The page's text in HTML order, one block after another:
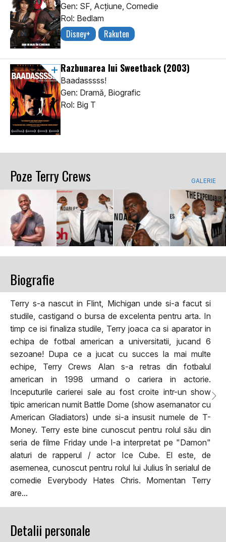
Gen: SF, Acţiune, Comedie
Rol: Bedlam
Disney+ Rakuten
Razbunarea lui Sweetback (2003)
Baadasssss!
Gen: Dramă, Biografic
Rol: Big T
Poze Terry Crews GALERIE
Biografie
Terry s-a nascut in Flint, Michigan unde si-a facut si
studile, castigand o bursa de excelenta pentru arta. In
timp ce isi finaliza studile, Terry joaca ca si aparator in
echipa de fotbal american a universitatii, jucand 6
sezoane! Dupa ce a jucat cu succes la mai multe
echipe, Terry Crews Alan s-a retras din fotbalul
american in 1998 urmand o cariera in actorie.
Inceputurile carierei sale au fost croite intr-un show
tipic american numit Battle Dome (show asemanator cu
American Gladiators) unde si-a insusit numele de T-
Money. Terry este bine cunoscut pentru rolul său din
seria de filme Friday unde l-a interpretat pe "Damon"
alaturi de rapperul / actor Ice Cube. El este, de
asemenea, cunoscut pentru rolul lui Julius în serialul de
comedie Everybody Hates Chris. Momentan Terry
are...
Detalii personale